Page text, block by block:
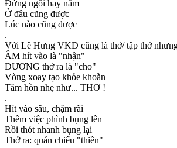
Đứng ngồi hay nằm
Ở đâu cũng được
Lúc nào cũng được
.
Với Lê Hưng VKD cũng là thở/ tập thở
ÂM hít vào là "nhận"
DƯƠNG thở ra là "cho"
Vòng xoay tạo khỏe khoắn
Tâm hồn nhẹ như... THƠ !
.
Hít vào sâu, chậm rãi
Thêm việc phình bụng lên
Rồi thót nhanh bụng lại
Thở ra: quán chiếu "thiền"